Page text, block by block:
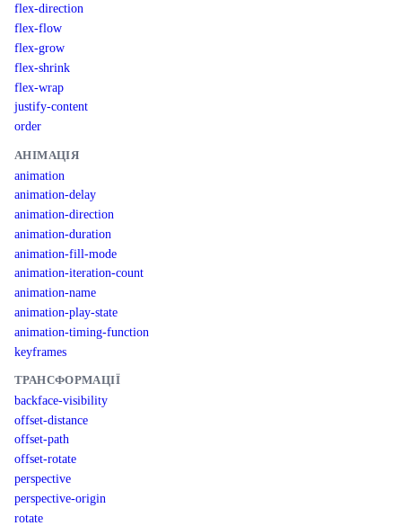
flex-direction
flex-flow
flex-grow
flex-shrink
flex-wrap
justify-content
order
АНІМАЦІЯ
animation
animation-delay
animation-direction
animation-duration
animation-fill-mode
animation-iteration-count
animation-name
animation-play-state
animation-timing-function
keyframes
ТРАНСФОРМАЦІЇ
backface-visibility
offset-distance
offset-path
offset-rotate
perspective
perspective-origin
rotate